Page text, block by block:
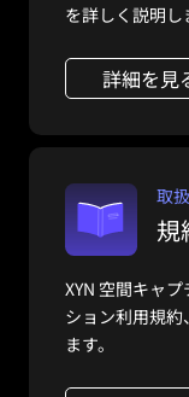
を詳しく説明し
詳細を見
取
規
XYN 空間キャ
ション利用規
ます。